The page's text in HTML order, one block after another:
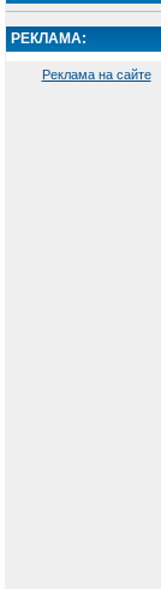
РЕКЛАМА:
Реклама на сайте